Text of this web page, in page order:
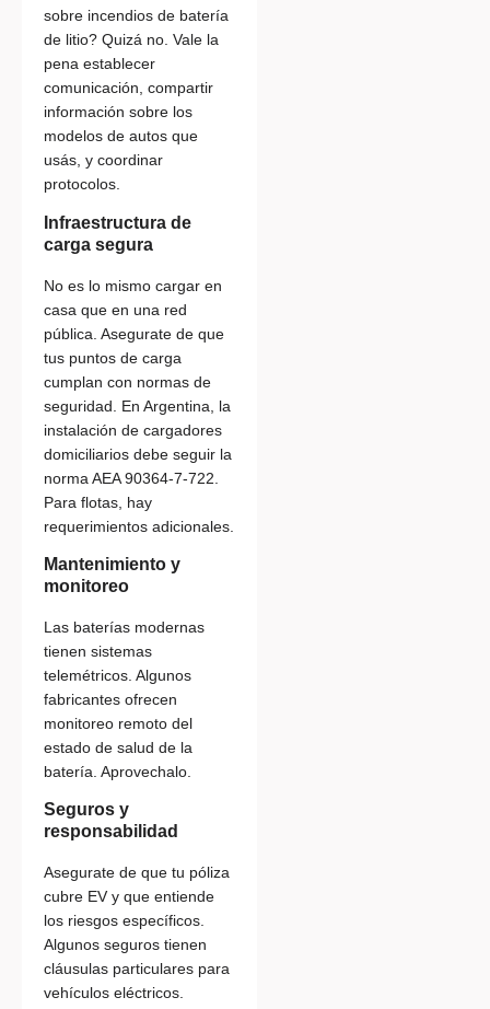
sobre incendios de batería
de litio? Quizá no. Vale la
pena establecer
comunicación, compartir
información sobre los
modelos de autos que
usás, y coordinar
protocolos.
Infraestructura de
carga segura
No es lo mismo cargar en
casa que en una red
pública. Asegurate de que
tus puntos de carga
cumplan con normas de
seguridad. En Argentina, la
instalación de cargadores
domiciliarios debe seguir la
norma AEA 90364-7-722.
Para flotas, hay
requerimientos adicionales.
Mantenimiento y
monitoreo
Las baterías modernas
tienen sistemas
telemétricos. Algunos
fabricantes ofrecen
monitoreo remoto del
estado de salud de la
batería. Aprovechalo.
Seguros y
responsabilidad
Asegurate de que tu póliza
cubre EV y que entiende
los riesgos específicos.
Algunos seguros tienen
cláusulas particulares para
vehículos eléctricos.